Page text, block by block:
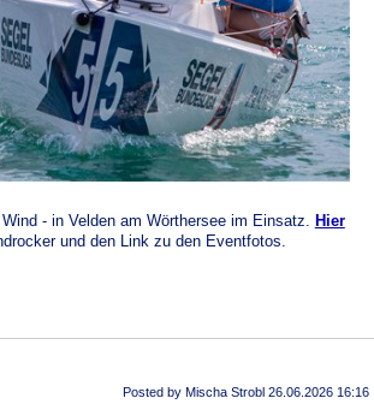
- in Velden am Wörthersee im Einsatz. Hier
und den Link zu den Eventfotos.
Posted by Mischa Strobl 26.06.2026 16:16